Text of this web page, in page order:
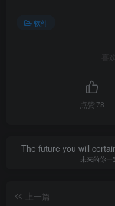
软件
点赞 78
The future you will
未来的你一
上一篇